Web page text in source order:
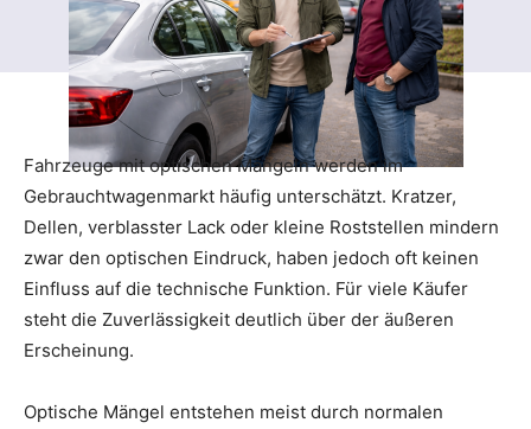
Fahrzeuge mit optischen Mängeln werden im
Gebrauchtwagenmarkt häufig unterschätzt. Kratzer,
Dellen, verblasster Lack oder kleine Roststellen mindern
zwar den optischen Eindruck, haben jedoch oft keinen
Einfluss auf die technische Funktion. Für viele Käufer
steht die Zuverlässigkeit deutlich über der äußeren
Erscheinung.
Optische Mängel entstehen meist durch normalen